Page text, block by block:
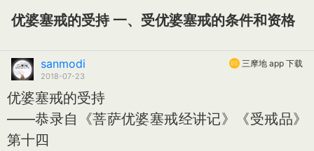
优婆塞戒的受持 一、受优婆塞戒的条件和资格
三摩地 app 下载
sanmodi
2018-07-23
优婆塞戒的受持
——恭录自《菩萨优婆塞戒经讲记》《受戒品》
第十四